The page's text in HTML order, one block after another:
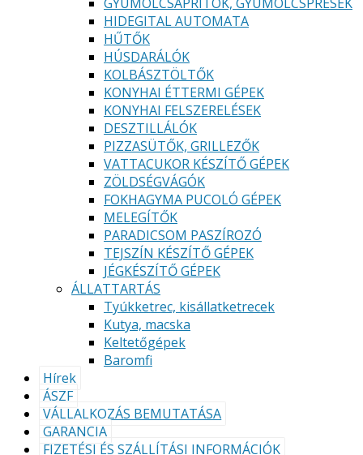
HIDEGITAL AUTOMATA
HŰTŐK
HÚSDARÁLÓK
KOLBÁSZTÖLTŐK
KONYHAI ÉTTERMI GÉPEK
KONYHAI FELSZERELÉSEK
DESZTILLÁLÓK
PIZZASÜTŐK, GRILLEZŐK
VATTACUKOR KÉSZÍTŐ GÉPEK
ZÖLDSÉGVÁGÓK
FOKHAGYMA PUCOLÓ GÉPEK
MELEGÍTŐK
PARADICSOM PASZÍROZÓ
TEJSZÍN KÉSZÍTŐ GÉPEK
JÉGKÉSZÍTŐ GÉPEK
ÁLLATTARTÁS
Tyúkketrec, kisállatketrecek
Kutya, macska
Keltetőgépek
Baromfi
Hírek
ÁSZF
VÁLLALKOZÁS BEMUTATÁSA
GARANCIA
FIZETÉSI ÉS SZÁLLÍTÁSI INFORMÁCIÓK